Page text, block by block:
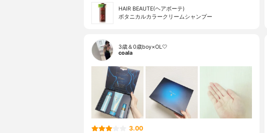
HAIR BEAUTE(ヘアボーテ)
ボタニカルカラークリームシャンプー
3歳＆0歳boy×OL🤍
coala
3.00